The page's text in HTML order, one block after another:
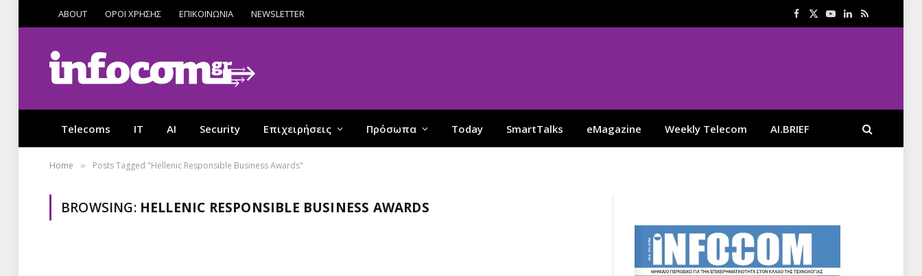
ABOUT ΟΡΟΙ ΧΡΗΣΗΣ ΕΠΙΚΟΙΝΩΝΙΑ NEWSLETTER Facebook
X
YouTube
LinkedIn
RSS
Telecoms IT AI Security Επιχειρήσεις Πρόσωπα Today SmartTalks eMagazine Weekly Telecom AI.BRIEF
Home » Posts Tagged "Hellenic Responsible Business Awards"
BROWSING: HELLENIC RESPONSIBLE BUSINESS AWARDS